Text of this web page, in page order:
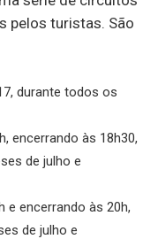
pelos turistas. São
durante todos os
encerrando às 18h30,
de julho e
e encerrando às 20h,
de julho e